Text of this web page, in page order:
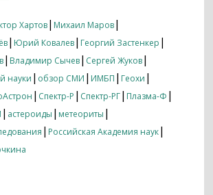
Хартов| Михаил Маров|
| Юрий Ковалев| Георгий Застенкер |
| Владимир Сычев| Сергей Жуков|
науки | обзор СМИ | ИМБП | Геохи |
| Спектр-Р | Спектр-РГ| Плазма-Ф |
| астероиды | метеориты |
| Российская Академия наук|